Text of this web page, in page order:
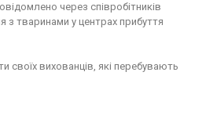
через співробітників
з тваринами у центрах прибуття
своїх вихованців, які перебувають